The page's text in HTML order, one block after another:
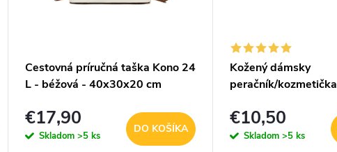
Cestovná príručná taška Kono 24
L - béžová - 40x30x20 cm
€17,90
Skladom >5 ks
DO KOŠÍKA
Kožený dámsky
peračník/kozmetička
€10,50
Skladom >5 ks